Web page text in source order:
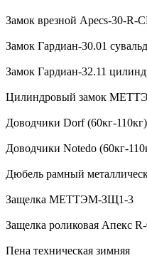
Замок врезной Apecs-30-R-
Замок Гардиан-30.01
Замок Гардиан-32.11
Цилиндровый замок
Доводчики Dorf (60кг-110кг)
Доводчики Notedo (60кг-
Дюбель рамный
Защелка МЕТТЭМ-ЗЩ1-3
Защелка роликовая Апекс
Пена техническая зимняя